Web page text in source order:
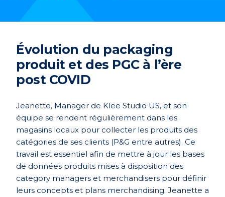
Évolution du packaging
produitet des PGC à l’ère
post COVID
Jeanette, Manager de Klee Studio US, et son
équipe se rendent régulièrement dans les
magasins locaux pour collecter les produits des
catégories de ses clients (P&G entre autres). Ce
travail est essentiel afin de mettre à jour les bases
de données produits mises à disposition des
category managers et merchandisers pour définir
leurs concepts et plans merchandising. Jeanette a